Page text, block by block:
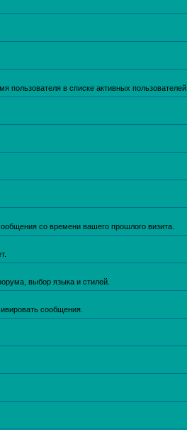
пользователя в списке активных пользователей.
со времени вашего прошлого визита.
выбор языка и стилей.
сообщения.